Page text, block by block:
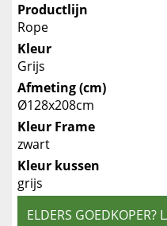
Productlijn
Rope
Kleur
Grijs
Afmeting (cm)
Ø128x208cm
Kleur Frame
zwart
Kleur kussen
grijs
ELDERS GOEDKOPER?